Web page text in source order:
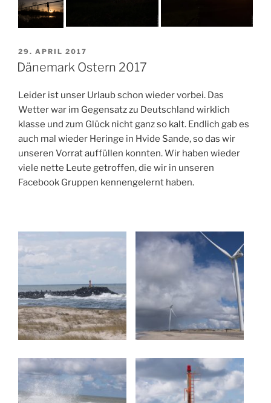
VERÖFFENTLICHT
AM
29. APRIL 2017
Dänemark Ostern 2017
Leider ist unser Urlaub schon wieder vorbei. Das
Wetter war im Gegensatz zu Deutschland wirklich
klasse und zum Glück nicht ganz so kalt. Endlich gab es
auch mal wieder Heringe in Hvide Sande, so das wir
unseren Vorrat auffüllen konnten. Wir haben wieder
viele nette Leute getroffen, die wir in unseren
Facebook Gruppen kennengelernt haben.